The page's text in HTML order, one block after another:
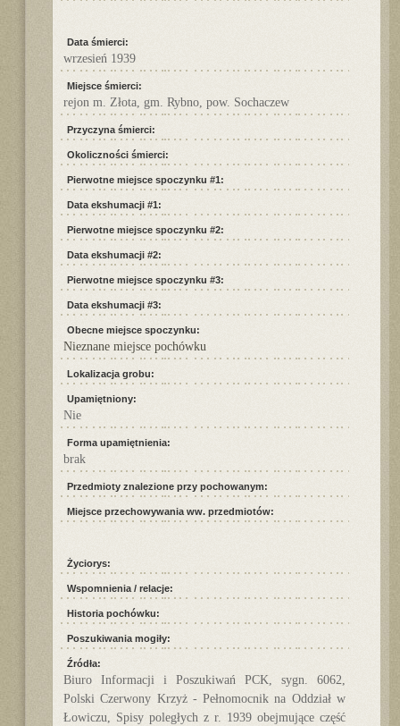
Data śmierci:
wrzesień 1939
Miejsce śmierci:
rejon m. Złota, gm. Rybno, pow. Sochaczew
Przyczyna śmierci:
Okoliczności śmierci:
Pierwotne miejsce spoczynku #1:
Data ekshumacji #1:
Pierwotne miejsce spoczynku #2:
Data ekshumacji #2:
Pierwotne miejsce spoczynku #3:
Data ekshumacji #3:
Obecne miejsce spoczynku:
Nieznane miejsce pochówku
Lokalizacja grobu:
Upamiętniony:
Nie
Forma upamiętnienia:
brak
Przedmioty znalezione przy pochowanym:
Miejsce przechowywania ww. przedmiotów:
Życiorys:
Wspomnienia / relacje:
Historia pochówku:
Poszukiwania mogiły:
Źródła:
Biuro Informacji i Poszukiwań PCK, sygn. 6062,
Polski Czerwony Krzyż - Pełnomocnik na Oddział w
Łowiczu, Spisy poległych z r. 1939 obejmujące część